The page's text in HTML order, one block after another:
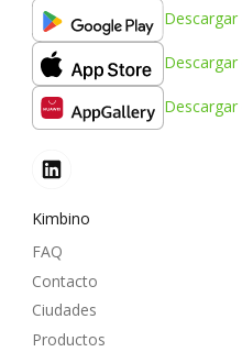
Descargar
Descargar
Descargar
Kimbino
FAQ
Contacto
Ciudades
Productos